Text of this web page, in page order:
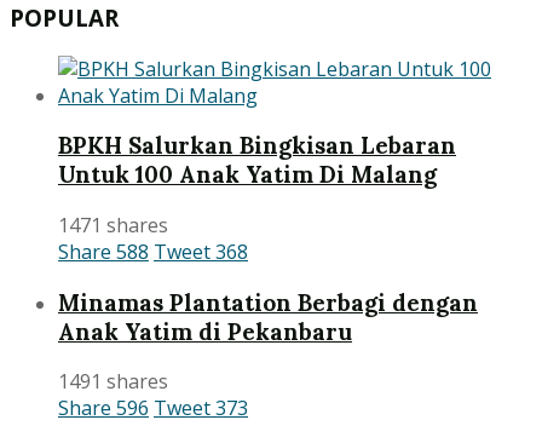
POPULAR
BPKH Salurkan Bingkisan Lebaran
Untuk 100 Anak Yatim Di Malang
1471 shares
Share 588 Tweet368
Minamas Plantation Berbagi dengan
Anak Yatim di Pekanbaru
1491 shares
Share 596 Tweet373